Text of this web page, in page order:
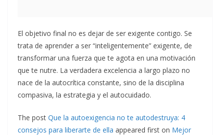
El objetivo final no es dejar de ser exigente contigo. Se
trata de aprender a ser “inteligentemente” exigente, de
transformar una fuerza que te agota en una motivación
que te nutre. La verdadera excelencia a largo plazo no
nace de la autocrítica constante, sino de la disciplina
compasiva, la estrategia y el autocuidado.
The post Que la autoexigencia no te autodestruya: 4
consejos para liberarte de ella appeared first on Mejor